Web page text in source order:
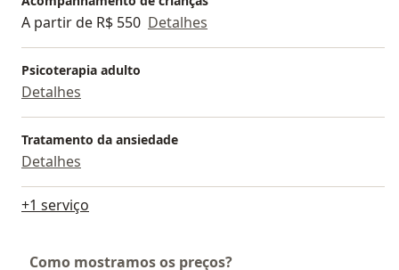
A partir de R$ 550 Detalhes
Psicoterapia adulto
Detalhes
Tratamento da ansiedade
Detalhes
+1 serviço
Como mostramos os preços?